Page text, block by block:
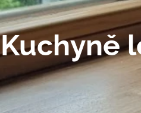
Kuchyně